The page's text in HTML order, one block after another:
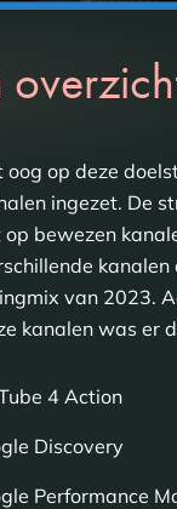
oog op deze
ingezet. De
op bewezen
van 2023.
kanalen was er
4 Action
Discovery
Performance